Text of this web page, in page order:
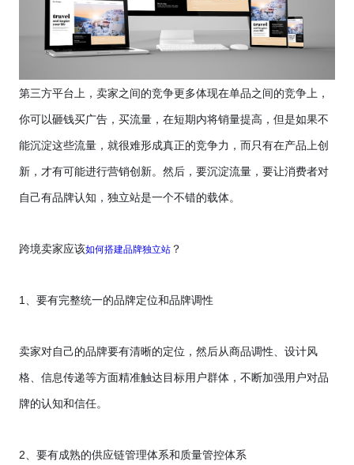
第三方平台上，卖家之间的竞争更多体现在单品之间的竞争上，
你可以砸钱买广告，买流量，在短期内将销量提高，但是如果不
能沉淀这些流量，就很难形成真正的竞争力，而只有在产品上创
新，才有可能进行营销创新。然后，要沉淀流量，要让消费者对
自己有品牌认知，独立站是一个不错的载体。
跨境卖家应该如何搭建品牌独立站 ？
1、要有完整统一的品牌定位和品牌调性
卖家对自己的品牌要有清晰的定位，然后从商品调性、设计风
格、信息传递等方面精准触达目标用户群体，不断加强用户对品
牌的认知和信任。
2、要有成熟的供应链管理体系和质量管控体系